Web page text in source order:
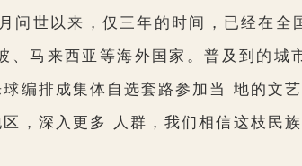
世以来，仅三年的时间，已经在全
马来西亚等海外国家。普及到的城
编排成集体自选套路参加当 地的文
，深入更多 人群，我们相信这枝民